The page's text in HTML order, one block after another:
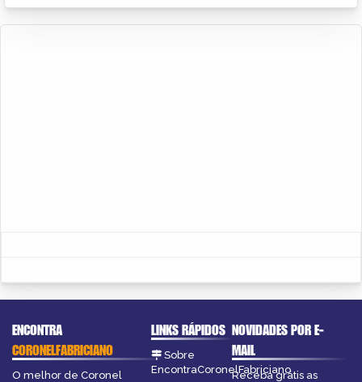
ENCONTRA
CORONELFABRICIANO
O melhor de Coronel
LINKS RÁPIDOS
Sobre
EncontraCoronelFabriciano
NOVIDADES POR E-
MAIL
Receba grátis as